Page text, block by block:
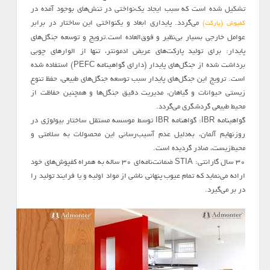
تشكيل شده است كه سبب ايجاد يك‌نواختي در تنش‌هاي بوجود آمده در
كفپوش (پاركت) مي‌گردد. پايداري ابعاد و يكنواختي اين ساختار در برابر
عوامل خارجي بسيار بي‌نظير و فوق‌العاده است.ترويج و توسعه جنگل‌هاي
پايدار: براي توليد پاركت‌هاي عريض ادمونتر، تنها از الوار‌هاي چوبي
برداشت شده از جنگل‌هاي پايدار (داراي گواهينامه PEFC) استفاده شده
است. ترويج اين جنگل‌هاي پايدار سبب توسعه جنگل‌هاي طبيعي،‌ حفظ تنوع
زيستي حيوانات و گياهان، مديريت دقيق جنگل‌ها و همچنين حفاظت از
محيط طبيعي گردشگري مي‌گردد.
گواهينامه IBR: گواهنامه IBR توسط موسسه مستقل ساختار بيولوژي در
روزنهايم آلمان، به‌دليل عدم آسيب‌رساني اين محصولات به سلامتي و
محيط‌زيست، صادر گرديده است.
30 سال گارانتي: STIA ضمانت‌نامه‌اي 30 ساله به همراه كفپوش‌هاي خود
ارائه مي‌نمايد كه تمام عيوب پنهاني ناشي از مواد اوليه و يا فرايند توليد را
در‌ بر مي‌گيرد.